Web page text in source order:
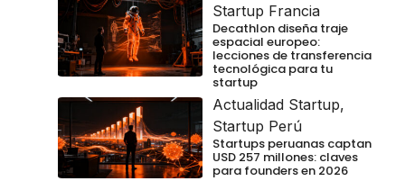
Startup Francia
Decathlon diseña traje
espacial europeo:
lecciones de transferencia
tecnológica para tu
startup
Actualidad Startup,
Startup Perú
Startups peruanas captan
USD 257 millones: claves
para founders en 2026